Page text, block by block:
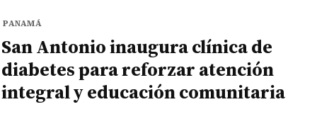
PANAMÁ
San Antonio inaugura clínica de
diabetes para reforzar atención
integral y educación comunitaria